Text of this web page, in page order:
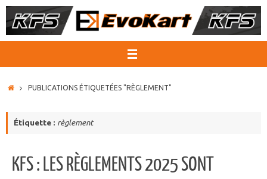
Passer
au
ACCUEIL
PUBLICATIONS ÉTIQUETÉES "RÈGLEMENT"
Étiquette : règlement
KFS : LES RÈGLEMENTS 2025 SONT